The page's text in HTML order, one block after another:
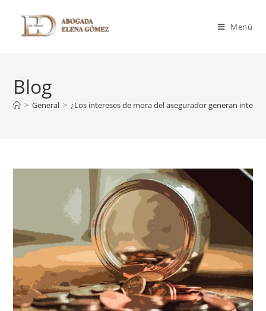
Menú
Blog
> General > ¿Los intereses de mora del asegurador generan